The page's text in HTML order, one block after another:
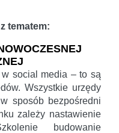
tematem:
social media – to są
Wszystkie urzędy
sposób bezpośredni
zależy nastawienie
budowanie